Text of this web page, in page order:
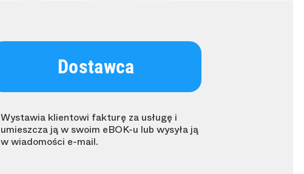
Dostawca
Wystawia klientowi fakturę za usługę i
umieszcza ją w swoim eBOK-u lub wysyła ją
w wiadomości e-mail.